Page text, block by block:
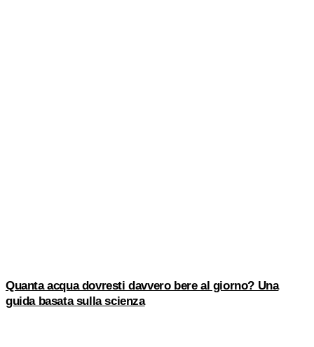
Quanta acqua dovresti davvero bere al giorno? Una
guida basata sulla scienza